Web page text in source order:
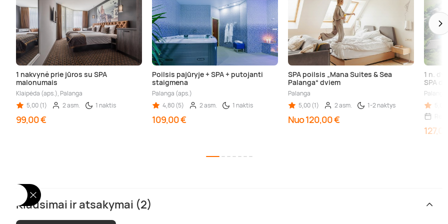
1 nakvynė prie jūros su SPA
malonumais
Klaipėda (aps.), Palanga
5,00 (1)
2 asm. 1 naktis
99,00 €
Poilsis pajūryje + SPA + putojanti
staigmena
Palanga (aps.)
4,80 (5)
2 asm. 1 naktis
109,00 €
SPA poilsis „Mana Suites & Sea
Palanga“ dviem
Palanga
5,00 (1)
2 asm. 1-2 naktys
Nuo 120,00 €
1 n.
SPA d. d.
Palanga
127,00
Klausimai ir atsakymai (2)